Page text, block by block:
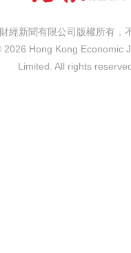
經新聞有限公司版權所有，
2026 Hong Kong Economic
Limited. All rights